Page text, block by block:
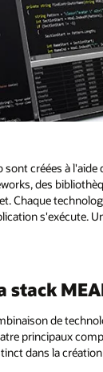
sont créées à
des
Chaque
s'exécute.
stack
de
principaux
dans la